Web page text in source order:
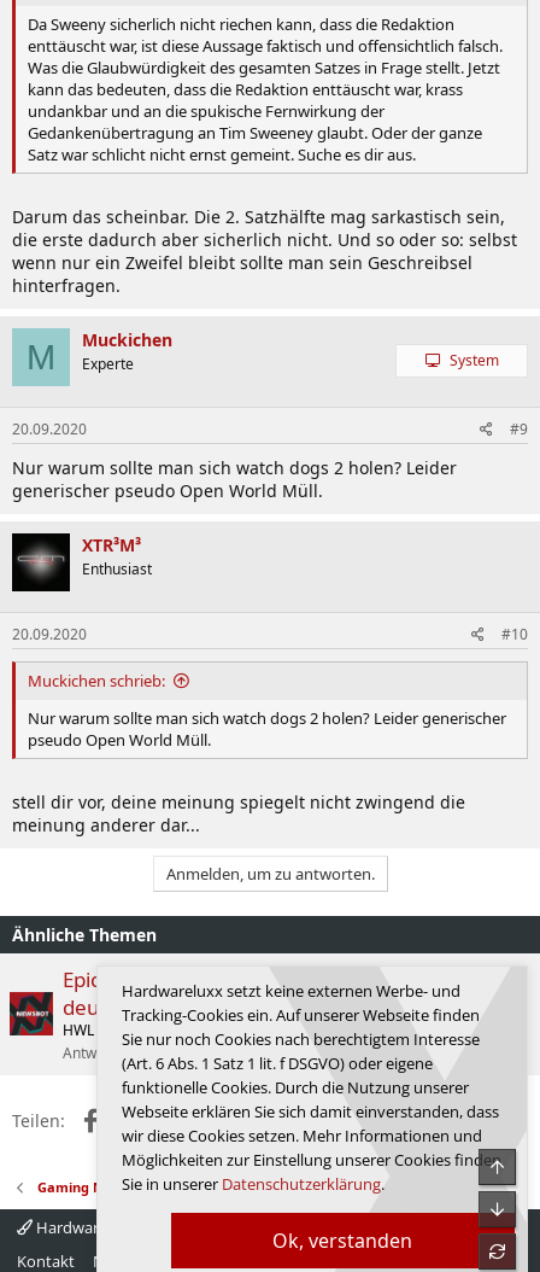
Da Sweeny sicherlich nicht riechen kann, dass die Redaktion
enttäuscht war, ist diese Aussage faktisch und offensichtlich falsch.
Was die Glaubwürdigkeit des gesamten Satzes in Frage stellt. Jetzt
kann das bedeuten, dass die Redaktion enttäuscht war, krass
undankbar und an die spukische Fernwirkung der
Gedankenübertragung an Tim Sweeney glaubt. Oder der ganze
Satz war schlicht nicht ernst gemeint. Suche es dir aus.
Darum das scheinbar. Die 2. Satzhälfte mag sarkastisch sein,
die erste dadurch aber sicherlich nicht. Und so oder so: selbst
wenn nur ein Zweifel bleibt sollte man sein Geschreibsel
hinterfragen.
M Muckichen
Experte System
20.09.2020 #9
Nur warum sollte man sich watch dogs 2 holen? Leider
generischer pseudo Open World Müll.
XTR³M³
Enthusiast
20.09.2020 #10
Muckichen schrieb:
Nur warum sollte man sich watch dogs 2 holen? Leider generischer
pseudo Open World Müll.
stell dir vor, deine meinung spiegelt nicht zwingend die
meinung anderer dar...
Anmelden, um zu antworten.
Ähnliche Themen
Epic Games Store: Launcher V2 verspricht
deutlich kürzere Ladezeiten
HWL News Bot
Anwendungsprogramme
Antworten
22.06.2026 Erklärbär
Teilen: FacebookX (Twitter)
RedditWhatsApp
E-MailLink
Gaming News
Hardwareluxx 4.0
Kontakt
Nutzungsbedingungen Startseite
Ok, verstanden
Hardwareluxx setzt keine externen Werbe- und
Tracking-Cookies ein. Auf unserer Webseite finden
Sie nur noch Cookies nach berechtigtem Interesse
(Art. 6 Abs. 1 Satz 1 lit. f DSGVO) oder eigene
funktionelle Cookies. Durch die Nutzung unserer
Webseite erklären Sie sich damit einverstanden, dass
wir diese Cookies setzen. Mehr Informationen und
Möglichkeiten zur Einstellung unserer Cookies finden
Sie in unserer Datenschutzerklärung.